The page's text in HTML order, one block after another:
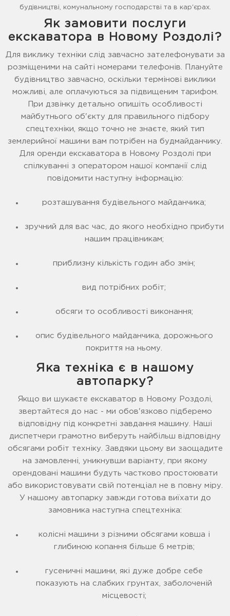
будівництві, комунальному господарстві та в кар'єрах.
Як замовити послуги
екскаватора в Новому Роздолі?
Для виклику техніки слід завчасно зателефонувати за
розміщеними на сайті номерами телефонів. Плануйте
будівництво завчасно, оскільки термінові виклики
можливі, але оплачуються за підвищеним тарифом.
При дзвінку детально опишіть особливості
майбутнього об'єкту для правильного підбору
спецтехніки, якщо точно не знаєте, який тип
землерийної машини вам потрібен на будмайданчику.
Для оренди екскаватора в Новому Роздолі при
спілкуванні з оператором нашої компанії слід
повідомити наступну інформацію:
розташування будівельного майданчика;
зручний для вас час, до якого необхідно прибути
нашим працівникам;
приблизну кількість годин або змін;
вид потрібних робіт;
обсяги то особливості виконання;
опис будівельного майданчика, дорожнього
покриття на ньому.
Яка техніка є в нашому
автопарку?
Якщо ви шукаєте екскаватор в Новому Роздолі,
звертайтеся до нас - ми обов'язково підберемо
відповідну під конкретні завдання машину. Наші
диспетчери грамотно виберуть найбільш відповідну
обсягами робіт техніку. Завдяки цьому ви заощадите
на замовленні, уникнувши варіанту, при якому
орендовані машини будуть частково простоювати
або використовувати свій потенціал не в повну міру.
У нашому автопарку завжди готова виїхати до
замовника наступна спецтехніка:
колісні машини з різними обсягами ковша і
глибиною копання більше 6 метрів;
гусеничні машини, які дуже добре себе
показують на слабких грунтах, заболоченій
місцевості;